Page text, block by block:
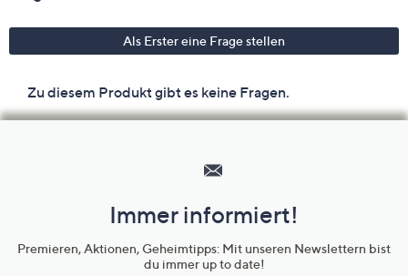
Unternehmensinformationen
Immer informiert!
Premieren, Aktionen, Geheimtipps: Mit unseren Newslettern bist
du immer up to date!